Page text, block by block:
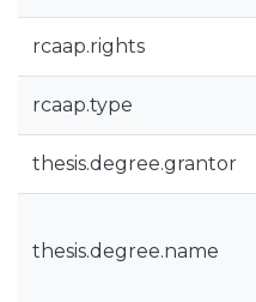
rcaap.rights
rcaap.type
thesis.degree.grantor
thesis.degree.name